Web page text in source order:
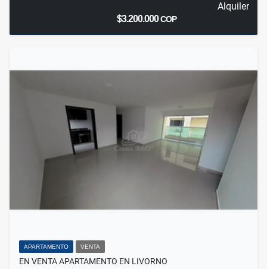
Alquiler
$3.200.000COP
APARTAMENTO VENTA
EN VENTA APARTAMENTO EN LIVORNO